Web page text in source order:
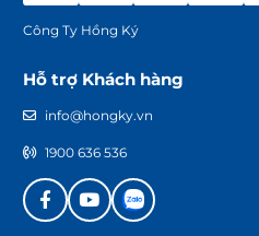
Công Ty Hồng Ký
Hỗ trợ Khách hàng
info@hongky.vn
1900 636 536